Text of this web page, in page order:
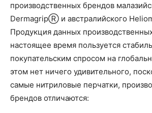
производственных брендов
DermagripⓇ и австралийского
Продукция данных
настоящее время пользуется
покупательским спросом на
этом нет ничего удивительного,
самые нитриловые перчатки,
брендов отличаются: